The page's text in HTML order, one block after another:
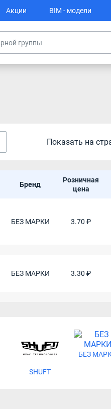
Акции BIM - модели
Показать на
Бренд
Розничная
цена
БЕЗ МАРКИ 3.70 ₽
БЕЗ МАРКИ 3.30 ₽
SHUFT
БЕЗ